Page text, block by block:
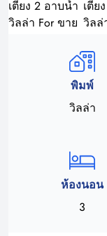
พิมพ์
วิลล่า
ห้องนอน
3